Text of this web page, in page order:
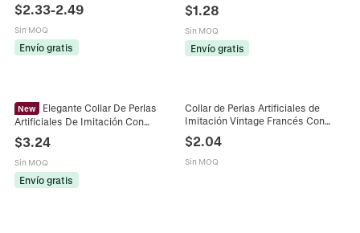
Estilo Frío Joyería Regalo
$2.33-2.49
Sin MOQ
Envío gratis
Imitación Redonda Conjunto de
Anillos Geométricos de Aleación
para Mujer Joyería
$1.28
Sin MOQ
Envío gratis
New
Elegante Collar De Perlas
Artificiales De Imitación Con
Colgante De Bola De Metal
Chapado En Oro De Cobre
Gargantilla Para Mujer Boda Joyería
$3.24
Sin MOQ
Envío gratis
Collar de Perlas Artificiales de
Imitación Vintage Francés Con
Colgante de Borla de Bola de Metal
Cepillado Gargantilla de Perlas
Artificiales Elegante Para Mujer
$2.04
Sin MOQ